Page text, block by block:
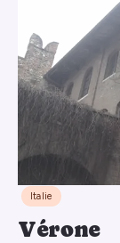
Italie
Vérone